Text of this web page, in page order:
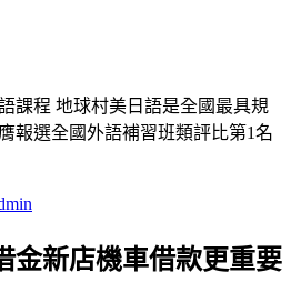
課程 地球村美日語是全國最具規
報選全國外語補習班類評比第1名
金新店機車借款更重要